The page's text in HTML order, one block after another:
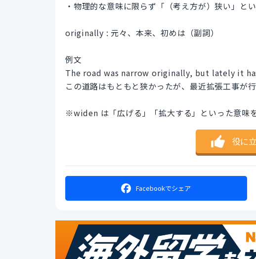
・物理的な意味に限らず「（考え方が）狭い」と
originally : 元々、本来、初めは（副詞）
例文
The road was narrow originally, but lately it
この道路はもともと狭かったが、最近拡張工事が行
※widen は「広げる」「拡大する」といった意味
役に
Facebookでシェア